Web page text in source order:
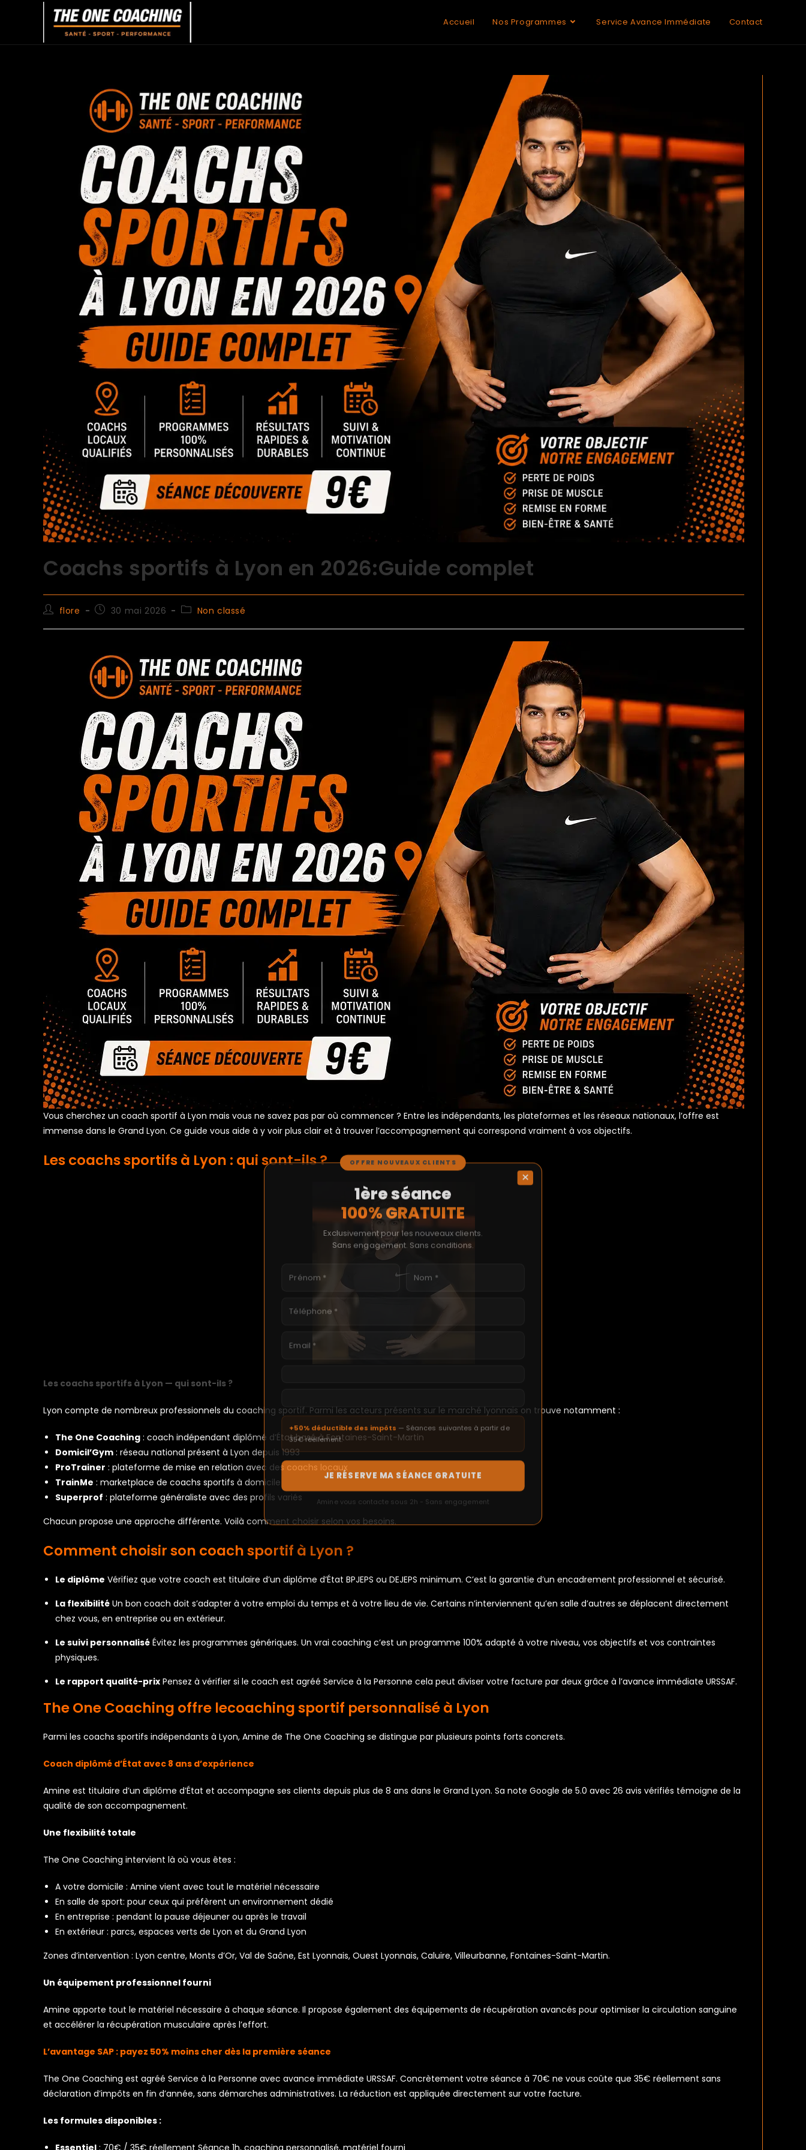
Accueil Nos Programmes Service Avance Immédiate Contact
Coachs sportifs à Lyon en 2026:Guide complet
flore 30 mai 2026 Non classé
Vous cherchez un coach sportif à Lyon mais vous ne savez pas par où commencer ? Entre les indépendants, les plateformes et les réseaux nationaux, l’offre est
immense dans le Grand Lyon. Ce guide vous aide à y voir plus clair et à trouver l’accompagnement qui correspond vraiment à vos objectifs.
Les coachs sportifs à Lyon : qui sont-ils ?
Les coachs sportifs à Lyon — qui sont-ils ?
Lyon compte de nombreux professionnels du coaching sportif. Parmi les acteurs présents sur le marché lyonnais on trouve notamment :
The One Coaching : coach indépendant diplômé d’État basé à Fontaines-Saint-Martin
Domicil’Gym : réseau national présent à Lyon depuis 1993
ProTrainer : plateforme de mise en relation avec des coachs locaux
TrainMe : marketplace de coachs sportifs à domicile
Superprof : plateforme généraliste avec des profils variés
Chacun propose une approche différente. Voilà comment choisir selon vos besoins.
Comment choisir son coach sportif à Lyon ?
Le diplôme Vérifiez que votre coach est titulaire d’un diplôme d’État BPJEPS ou DEJEPS minimum. C’est la garantie d’un encadrement professionnel et sécurisé.
La flexibilité Un bon coach doit s’adapter à votre emploi du temps et à votre lieu de vie. Certains n’interviennent qu’en salle d’autres se déplacent directement
chez vous, en entreprise ou en extérieur.
Le suivi personnalisé Évitez les programmes génériques. Un vrai coaching c’est un programme 100% adapté à votre niveau, vos objectifs et vos contraintes
physiques.
Le rapport qualité-prix Pensez à vérifier si le coach est agréé Service à la Personne cela peut diviser votre facture par deux grâce à l’avance immédiate URSSAF.
The One Coaching offre lecoaching sportif personnalisé à Lyon
Parmi les coachs sportifs indépendants à Lyon, Amine de The One Coaching se distingue par plusieurs points forts concrets.
Coach diplômé d’État avec 8 ans d’expérience
Amine est titulaire d’un diplôme d’État et accompagne ses clients depuis plus de 8 ans dans le Grand Lyon. Sa note Google de 5.0 avec 26 avis vérifiés témoigne de la
qualité de son accompagnement.
Une flexibilité totale
The One Coaching intervient là où vous êtes :
A votre domicile : Amine vient avec tout le matériel nécessaire
En salle de sport: pour ceux qui préfèrent un environnement dédié
En entreprise : pendant la pause déjeuner ou après le travail
En extérieur : parcs, espaces verts de Lyon et du Grand Lyon
Zones d’intervention : Lyon centre, Monts d’Or, Val de Saône, Est Lyonnais, Ouest Lyonnais, Caluire, Villeurbanne, Fontaines-Saint-Martin.
Un équipement professionnel fourni
Amine apporte tout le matériel nécessaire à chaque séance. Il propose également des équipements de récupération avancés pour optimiser la circulation sanguine
et accélérer la récupération musculaire après l’effort.
L’avantage SAP : payez 50% moins cher dès la première séance
The One Coaching est agréé Service à la Personne avec avance immédiate URSSAF. Concrètement votre séance à 70€ ne vous coûte que 35€ réellement sans
déclaration d’impôts en fin d’année, sans démarches administratives. La réduction est appliquée directement sur votre facture.
Les formules disponibles :
OFFRE NOUVEAUX CLIENTS
×
1ère séance
100% GRATUITE
Exclusivement pour les nouveaux clients.
Sans engagement. Sans conditions.
+50% déductible des impôts — Séances suivantes à partir de
35€ réellement.
JE RÉSERVE MA SÉANCE GRATUITE
Amine vous contacte sous 2h - Sans engagement